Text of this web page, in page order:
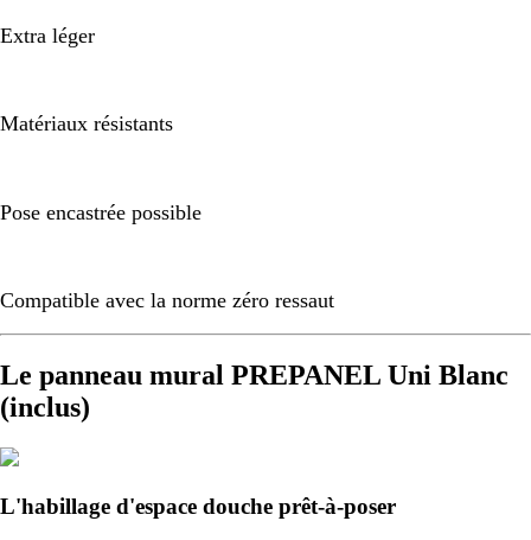
Extra léger
Matériaux résistants
Pose encastrée possible
Compatible avec la norme zéro ressaut
Le panneau mural PREPANEL Uni Blanc
(inclus)
L'habillage d'espace douche prêt-à-poser